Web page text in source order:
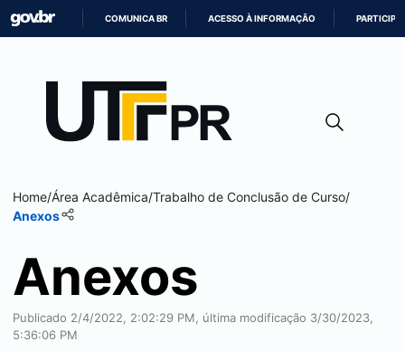
CONTEÚDO
COMUNICA BR ACESSO À INFORMAÇÃO PARTICIPE
Home/Área Acadêmica/Trabalho de Conclusão de Curso/
Anexos
Anexos
Publicado 2/4/2022, 2:02:29 PM, última modificação 3/30/2023,
5:36:06 PM